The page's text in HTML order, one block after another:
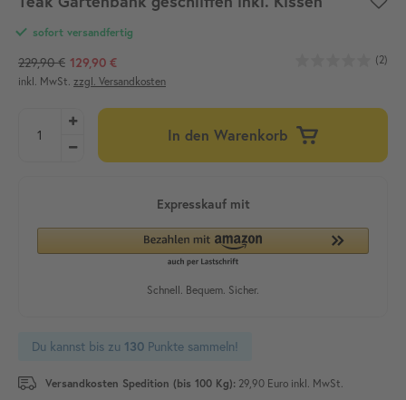
sofort versandfertig
229,90 € 129,90 €
(2)
inkl. MwSt. zzgl. Versandkosten
In den Warenkorb
Du kannst bis zu 130 Punkte sammeln!
Versandkosten Spedition (bis 100 Kg): 29,90 Euro inkl. MwSt.